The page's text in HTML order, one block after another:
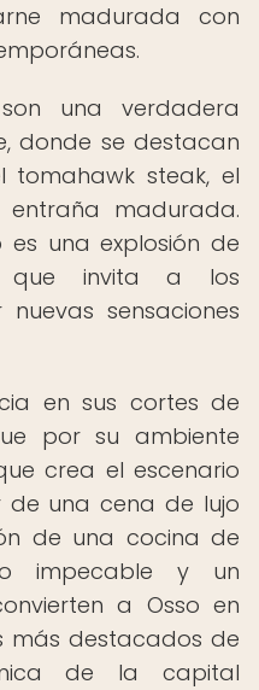
madurada con
una verdadera
donde se destacan
tomahawk steak, el
madurada.
una explosión de
que invita a los
sensaciones
en sus cortes de
por su ambiente
crea el escenario
una cena de lujo
de una cocina de
impecable y un
a Osso en
más destacados de
de la capital